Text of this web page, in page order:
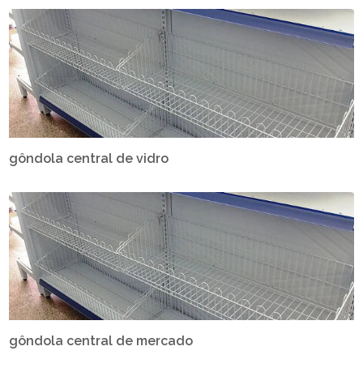
gôndola central de vidro
gôndola central de mercado